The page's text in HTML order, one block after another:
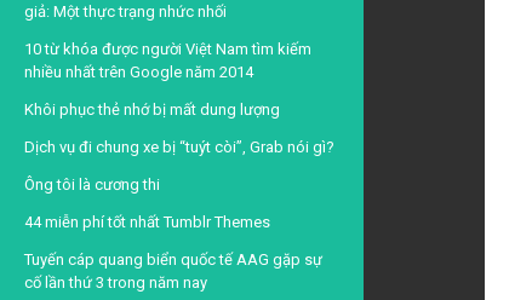
giả: Một thực trạng nhức nhối
10 từ khóa được người Việt Nam tìm kiếm
nhiều nhất trên Google năm 2014
Khôi phục thẻ nhớ bị mất dung lượng
Dịch vụ đi chung xe bị “tuýt còi”, Grab nói gì?
Ông tôi là cương thi
44 miễn phí tốt nhất Tumblr Themes
Tuyến cáp quang biển quốc tế AAG gặp sự
cố lần thứ 3 trong năm nay